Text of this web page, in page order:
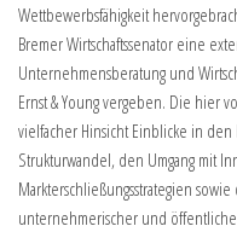
Wettbewerbsfähigkeit
Bremer Wirtschaftssenator eine
Unternehmensberatung und
Ernst & Young vergeben. Die hier
vielfacher Hinsicht Einblicke in
Strukturwandel, den Umgang mit
Markterschließungsstrategien
unternehmerischer und